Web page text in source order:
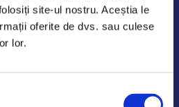
site-ul nostru. Aceștia le
oferite de dvs. sau culese
lor.
14:00